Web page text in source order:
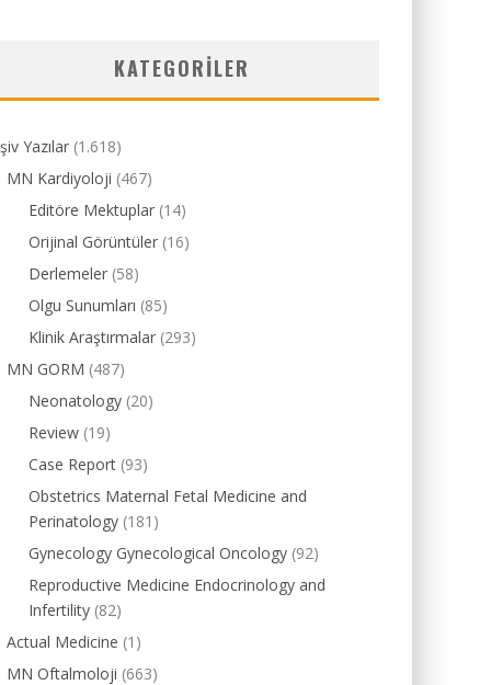
KATEGORILER
Yazılar (1.618)
MN Kardiyoloji (467)
Editöre Mektuplar (14)
Orijinal Görüntüler (16)
Derlemeler (58)
Olgu Sunumları (85)
Klinik Araştırmalar (293)
MN GORM (487)
Neonatology (20)
Review (19)
Case Report (93)
Obstetrics Maternal Fetal Medicine and
Perinatology (181)
Gynecology Gynecological Oncology (92)
Reproductive Medicine Endocrinology and
Infertility (82)
Actual Medicine (1)
MN Oftalmoloji (663)